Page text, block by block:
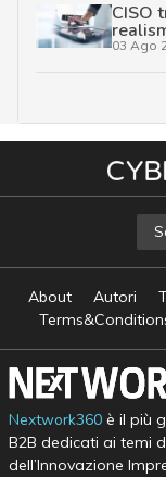
CISO
03 Ago
About Autori
Nextwork360è il più
B2B dedicati ai temi
dell’Innovazione